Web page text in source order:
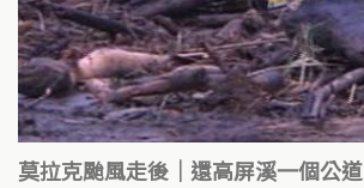
莫拉克颱風走後｜還高屏溪一個公道